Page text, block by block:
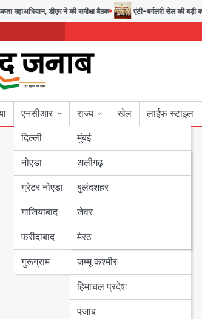
ने की समीक्षा बैठक एंटी-बर्गलरी सेल की बड़ी कामयाबी,
एनसीआर
दिल्ली
नोएडा
ग्रेटर नोएडा
गाजियाबाद
फरीदाबाद
गुरूग्राम
राज्य
मुंबई
उत्तर प्रदेश
अलीगढ़
बुलंदशहर
जेवर
मेरठ
बिहार
पंजाब
हरियाणा
जम्मू कश्मीर
हिमाचल प्रदेश
पंजाब
खेल लाईफ स्टाइल